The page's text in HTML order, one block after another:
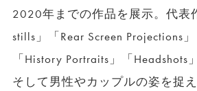
2020年までの作品を展示。代表
stills」「Rear Screen Projections」
「History Portraits」「Headshots
そして男性やカップルの姿を捉